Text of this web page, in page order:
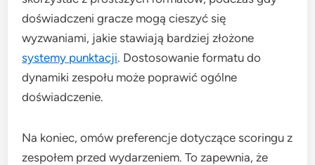
doświadczeni gracze mogą cieszyć się
wyzwaniami, jakie stawiają bardziej złożone
systemy punktacji. Dostosowanie formatu do
dynamiki zespołu może poprawić ogólne
doświadczenie.
Na koniec, omów preferencje dotyczące scoringu z
zespołem przed wydarzeniem. To zapewnia, że